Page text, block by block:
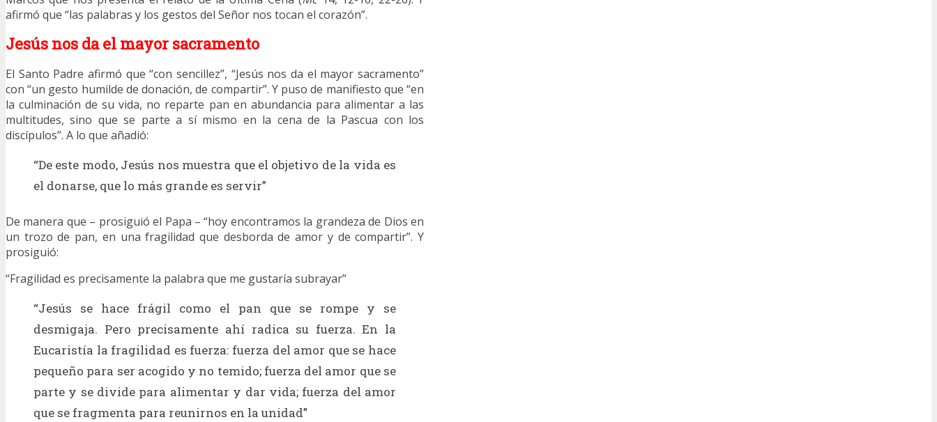
afirmó que “las palabras y los gestos del Señor nos tocan el corazón”.
Jesús nos da el mayor sacramento
El Santo Padre afirmó que “con sencillez”, “Jesús nos da el mayor sacramento”
con “un gesto humilde de donación, de compartir”. Y puso de manifiesto que “en
la culminación de su vida, no reparte pan en abundancia para alimentar a las
multitudes, sino que se parte a sí mismo en la cena de la Pascua con los
discípulos”. A lo que añadió:
“De este modo, Jesús nos muestra que el objetivo de la vida es
el donarse, que lo más grande es servir”
De manera que – prosiguió el Papa – “hoy encontramos la grandeza de Dios en
un trozo de pan, en una fragilidad que desborda de amor y de compartir”. Y
prosiguió:
“Fragilidad es precisamente la palabra que me gustaría subrayar”
“Jesús se hace frágil como el pan que se rompe y se
desmigaja. Pero precisamente ahí radica su fuerza. En la
Eucaristía la fragilidad es fuerza: fuerza del amor que se hace
pequeño para ser acogido y no temido; fuerza del amor que se
parte y se divide para alimentar y dar vida; fuerza del amor
que se fragmenta para reunirnos en la unidad”